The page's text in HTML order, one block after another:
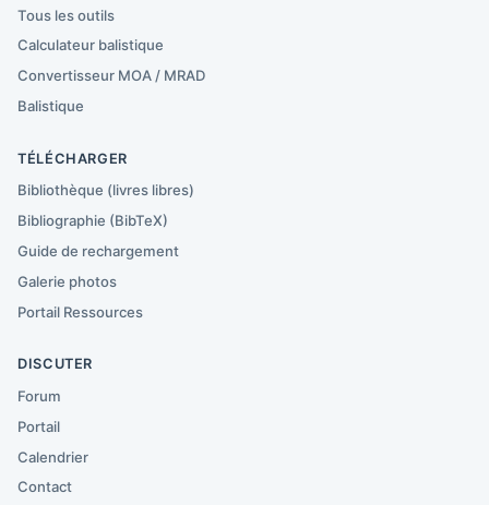
Tous les outils
Calculateur balistique
Convertisseur MOA / MRAD
Balistique
TÉLÉCHARGER
Bibliothèque (livres libres)
Bibliographie (BibTeX)
Guide de rechargement
Galerie photos
Portail Ressources
DISCUTER
Forum
Portail
Calendrier
Contact